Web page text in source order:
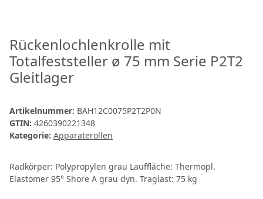
Rückenlochlenkrolle mit
Totalfeststeller ø 75 mm Serie P2T2
Gleitlager
Artikelnummer: BAH12C0075P2T2P0N
GTIN: 4260390221348
Kategorie: Apparaterollen
Radkörper: Polypropylen grau Lauffläche: Thermopl.
Elastomer 95° Shore A grau dyn. Traglast: 75 kg